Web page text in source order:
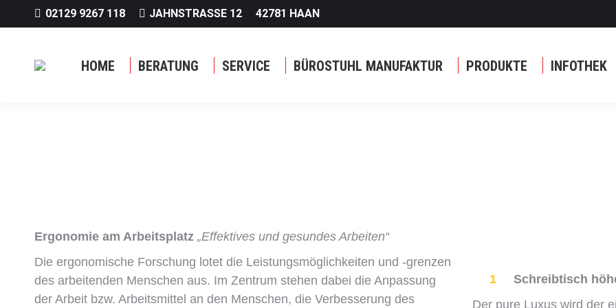
02129 9267 118 JAHNSTRASSE 12 42781 HAAN
HOME BERATUNG SERVICE BÜROSTUHL MANUFAKTUR PRODUKTE INFOTHEK
Ergonomie am Arbeitsplatz „Effektives und gesundes Arbeiten“
Die ergonomische Forschung lotet die Leistungsmöglichkeiten und -grenzen
des arbeitenden Menschen aus. Im Zentrum stehen dabei die Anpassung
der Arbeit bzw. Arbeitsmittel an den Menschen, die Verbesserung des
1 Schreibtisch
Der pure Luxus wird der